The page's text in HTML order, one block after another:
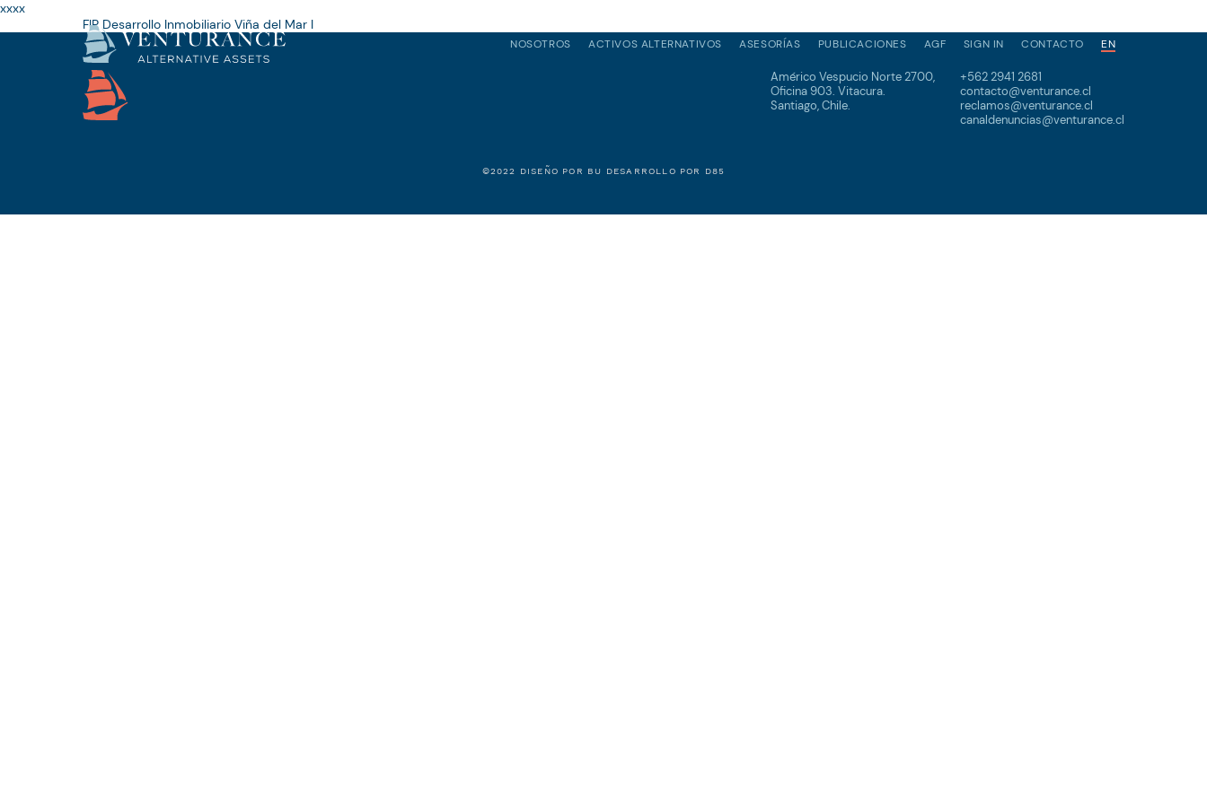
NOSOTROS ACTIVOS ALTERNATIVOS ASESORÍAS PUBLICACIONES AGF SIGN IN CONTACTO EN
xxxx
FIP Desarrollo Inmobiliario Viña del Mar I
Américo Vespucio Norte 2700,
Oficina 903. Vitacura.
Santiago, Chile.
+562 2941 2681
contacto@venturance.cl
reclamos@venturance.cl
canaldenuncias@venturance.cl
©2022 DISEÑO POR BU DESARROLLO POR D85